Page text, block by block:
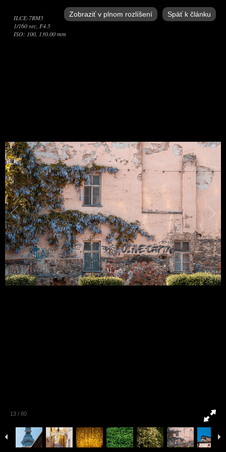
13 / 80
Zobraziť v plnom rozlíšení Späť k článku
ILCE-7RM5
1/160 sec, F4.5
ISO: 100, 130.00 mm